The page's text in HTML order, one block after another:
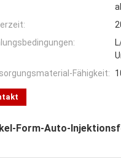
Fähigkeit:
Form-Auto-